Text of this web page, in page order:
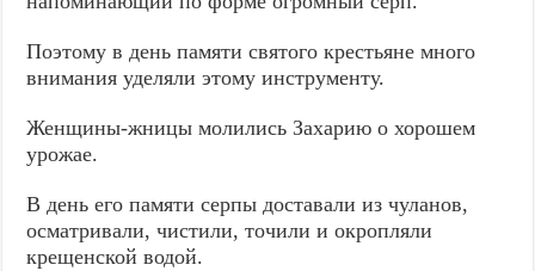
Поэтому в день памяти святого крестьяне много
внимания уделяли этому инструменту.
Женщины-жницы молились Захарию о хорошем
урожае.
В день его памяти серпы доставали из чуланов,
осматривали, чистили, точили и окропляли
крещенской водой.